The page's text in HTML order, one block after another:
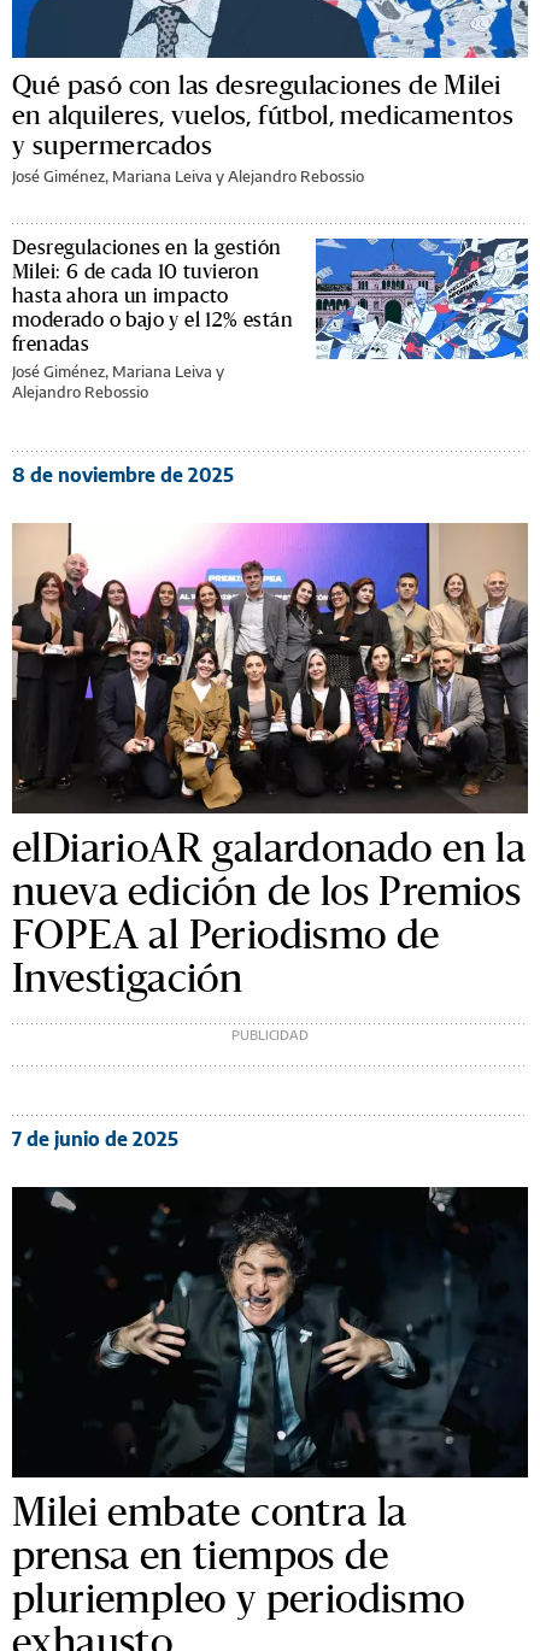
Qué pasó con las desregulaciones de Milei
en alquileres, vuelos, fútbol, medicamentos
y supermercados
José Giménez, Mariana Leiva y Alejandro Rebossio
Desregulaciones en la gestión
Milei: 6 de cada 10 tuvieron
hasta ahora un impacto
moderado o bajo y el 12% están
frenadas
José Giménez, Mariana Leiva y
Alejandro Rebossio
8 de noviembre de 2025
elDiarioAR galardonado en la
nueva edición de los Premios
FOPEA al Periodismo de
Investigación
7 de junio de 2025
Milei embate contra la
prensa en tiempos de
pluriempleo y periodismo